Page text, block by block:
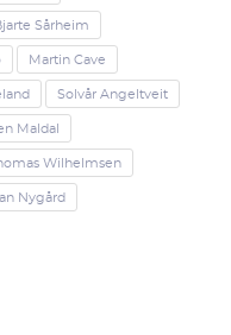
Sårheim
Martin Cave
Solvår Angeltveit
Maldal
Wilhelmsen
Nygård